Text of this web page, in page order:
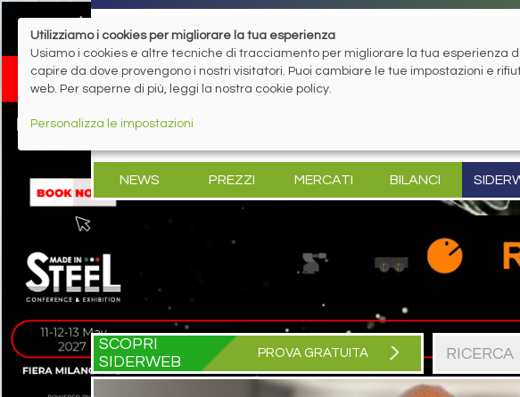
NEWS PREZZI MERCATI BILANCI
SCOPRI
SIDERWEB
PROVA GRATUITA
Utilizziamo i cookies per migliorare la tua esperienza
Usiamo i cookies e altre tecniche di tracciamento per migliorare la tua esperienza
capire da dove provengono i nostri visitatori. Puoi cambiare le tue impostazioni e
web. Per saperne di più, leggi la nostra cookie policy.
Personalizza le impostazioni